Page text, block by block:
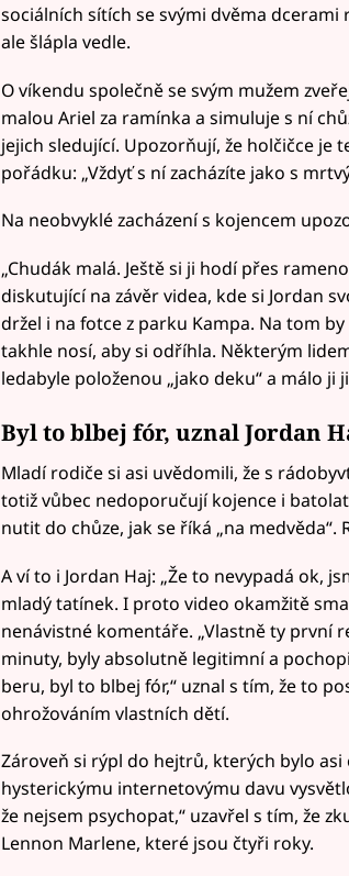
sociálních sítích se svými dvěma
ale šlápla vedle.
O víkendu společně se svým mužem
malou Ariel za ramínka a simuluje s ní
jejich sledující. Upozorňují, že holčičce je
pořádku: „Vždyť s ní zacházíte jako s
Na neobvyklé zacházení s kojencem
„Chudák malá. Ještě si ji hodí přes
diskutující na závěr videa, kde si Jordan
držel i na fotce z parku Kampa. Na tom
takhle nosí, aby si odříhla. Některým
ledabyle položenou „jako deku“ a málo ji
Byl to blbej fór, uznal Jordan
Mladí rodiče si asi uvědomili, že s
totiž vůbec nedoporučují kojence i
nutit do chůze, jak se říká „na
A ví to i Jordan Haj: „Že to nevypadá ok,
mladý tatínek. I proto video okamžitě
nenávistné komentáře. „Vlastně ty první
minuty, byly absolutně legitimní a
beru, byl to blbej fór,“ uznal s tím, že to
ohrožováním vlastních dětí.
Zároveň si rýpl do hejtrů, kterých bylo asi
hysterickýmu internetovýmu davu
že nejsem psychopat,“ uzavřel s tím, že
Lennon Marlene, které jsou čtyři roky.